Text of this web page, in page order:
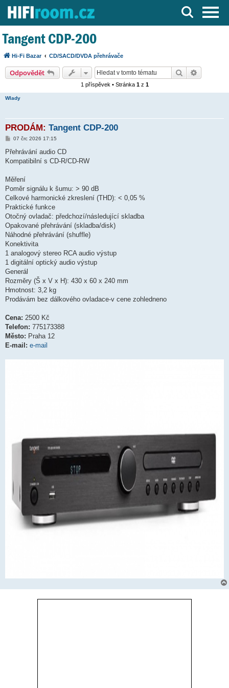
Server o Hi-Fi a AV technice
Tangent CDP-200
Hi-Fi Bazar CD/SACD/DVDA přehrávače
Odpovědět Hledat
1 příspěvek • Stránka 1z 1
Wlady
PRODÁM: Tangent CDP-200
P
í
p
e
k
07 črc 2026 17:15
Přehrávání audio CD
Kompatibilní s CD-R/CD-RW
Měření
Poměr signálu k šumu: > 90 dB
Celkové harmonické zkreslení (THD): < 0,05 %
Praktické funkce
Otočný ovladač: předchozí/následující skladba
Opakované přehrávání (skladba/disk)
Náhodné přehrávání (shuffle)
Konektivita
1 analogový stereo RCA audio výstup
1 digitální optický audio výstup
Generál
Rozměry (Š x V x H): 430 x 60 x 240 mm
Hmotnost: 3,2 kg
Prodávám bez dálkového ovladace-v cene zohledneno
Cena: 2500 Kč
Telefon: 775173388
Město: Praha 12
E-mail: e-mail